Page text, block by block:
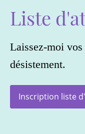
Liste
Laissez-moi vos
désistement.
Inscription liste